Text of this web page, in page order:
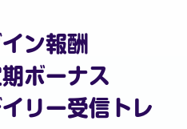
ン報酬
ボーナス
リー受信トレ